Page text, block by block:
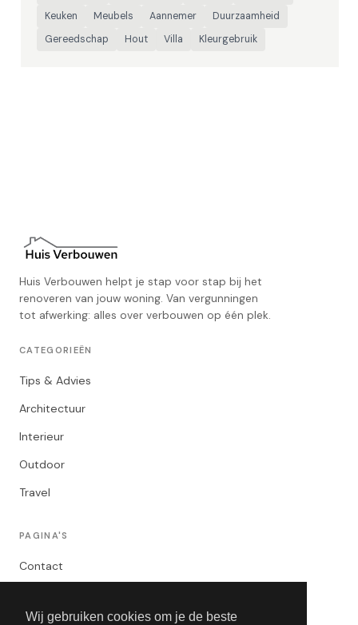
Wij gebruiken cookies om je de beste
Keuken
Meubels Aannemer
Duurzaamheid
Gereedschap
Hout Villa Kleurgebruik
Huis Verbouwen helpt je stap voor stap bij het
renoveren van jouw woning. Van vergunningen
tot afwerking: alles over verbouwen op één plek.
CATEGORIEËN
Tips & Advies
Architectuur
Interieur
Outdoor
Travel
PAGINA'S
Contact
Algemene Voorwaarden